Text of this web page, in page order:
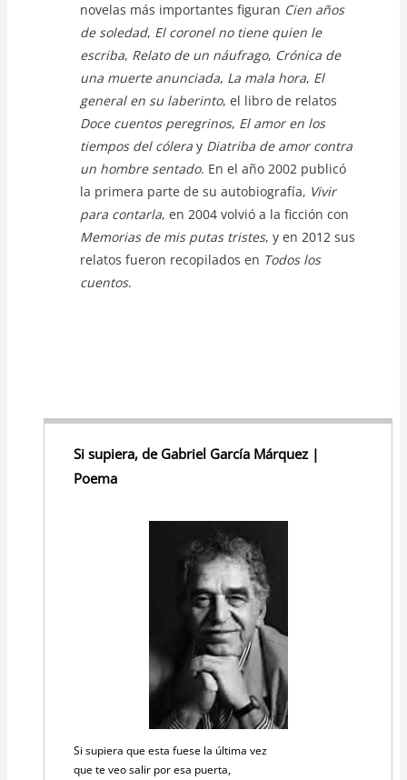
novelas más importantes figuran Cien años
de soledad, El coronel no tiene quien le
escriba, Relato de un náufrago, Crónica de
una muerte anunciada, La mala hora, El
general en su laberinto, el libro de relatos
Doce cuentos peregrinos, El amor en los
tiempos del cólera y Diatriba de amor contra
un hombre sentado. En el año 2002 publicó
la primera parte de su autobiografía, Vivir
para contarla, en 2004 volvió a la ficción con
Memorias de mis putas tristes, y en 2012 sus
relatos fueron recopilados en Todos los
cuentos.
Si supiera, de Gabriel García Márquez |
Poema
Si supiera que esta fuese la última vez
que te veo salir por esa puerta,